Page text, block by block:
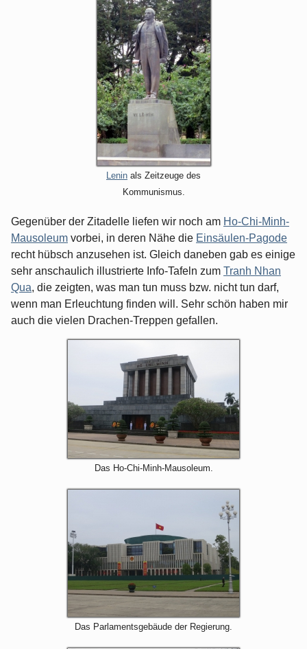
Lenin als Zeitzeuge des
Kommunismus.
Gegenüber der Zitadelle liefen wir noch am Ho-Chi-Minh-
Mausoleum vorbei, in deren Nähe die Einsäulen-Pagode
recht hübsch anzusehen ist. Gleich daneben gab es einige
sehr anschaulich illustrierte Info-Tafeln zum Tranh Nhan
Qua, die zeigten, was man tun muss bzw. nicht tun darf,
wenn man Erleuchtung finden will. Sehr schön haben mir
auch die vielen Drachen-Treppen gefallen.
Das Ho-Chi-Minh-Mausoleum.
Das Parlamentsgebäude der Regierung.